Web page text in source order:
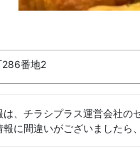
286番地2
は、チラシプラス運営会社
に間違いがございましたら